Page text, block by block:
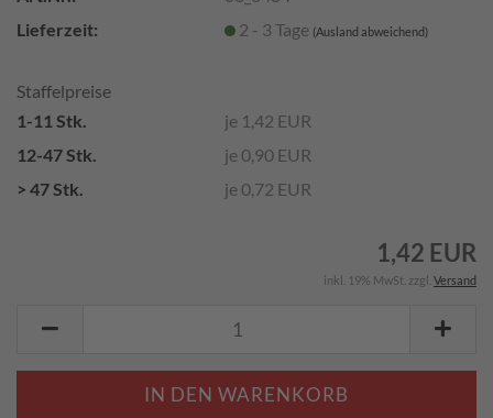
Lieferzeit:
2 - 3 Tage (Ausland abweichend)
Staffelpreise
1-11 Stk.
je 1,42 EUR
12-47 Stk.
je 0,90 EUR
> 47 Stk.
je 0,72 EUR
1,42 EUR
inkl. 19% MwSt. zzgl. Versand